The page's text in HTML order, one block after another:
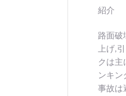
紹介
路面破
上げ,
クは主
ンキン
事故は